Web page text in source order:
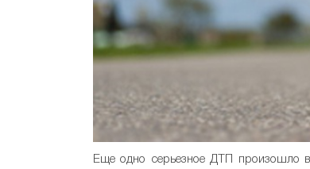
Еще одно серьезное ДТП произошло